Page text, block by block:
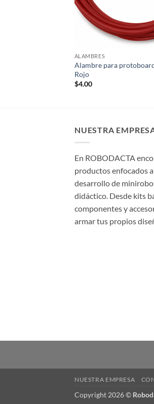
ALAMBRES
Alambre para
Rojo
$4.00
NUESTRA
En ROBODACTA
productos enfocados
desarrollo de
didáctico. Desde kits
componentes y
armar tus propios
NUESTRA EMPRESA
Copyright 2026 ©